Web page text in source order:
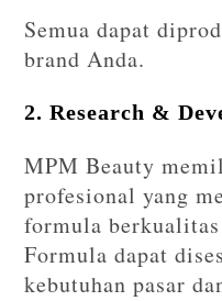
Semua dapat
brand Anda.
2. Research &
MPM Beauty
profesional yang
formula
Formula dapat
kebutuhan pasar